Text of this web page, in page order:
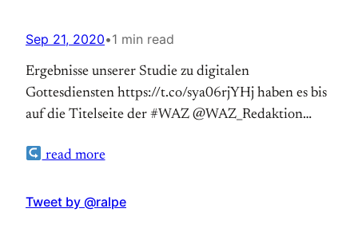
Sep 21, 2020•1 min read
Ergebnisse unserer Studie zu digitalen
Gottesdiensten https://t.co/sya06rjYHj haben es bis
auf die Titelseite der #WAZ @WAZ_Redaktion
@BirgitArndt3 pic.twitter.com/KShST7FfnB —
read more
Tweet by @ralpe